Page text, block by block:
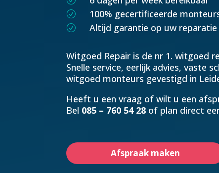
R 100% gecertificeerde
R Altijd garantie op uw reparatie
Witgoed Repair is de nr 1. witgoed
Snelle service, eerlijk advies, vaste
witgoed monteurs gevestigd in
Heeft u een vraag of wilt u een
Bel 085 – 760 54 28 of plan direct
Afspraak maken